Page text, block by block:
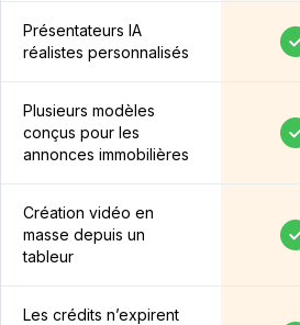
Présentateurs IA
réalistes personnalisés
Plusieurs modèles
conçus pour les
annonces immobilières
Création vidéo en
masse depuis un
tableur
Les crédits n’expirent